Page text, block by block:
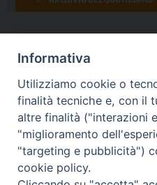
DIOCESI
Contatti:Tel.:
E-mail:
Orari: dal Lunedì al
Informativa
Utilizziamo cookie o
finalità tecniche e, con il
altre finalità ("interazioni
"miglioramento
"targeting e pubblicità")
cookie policy.